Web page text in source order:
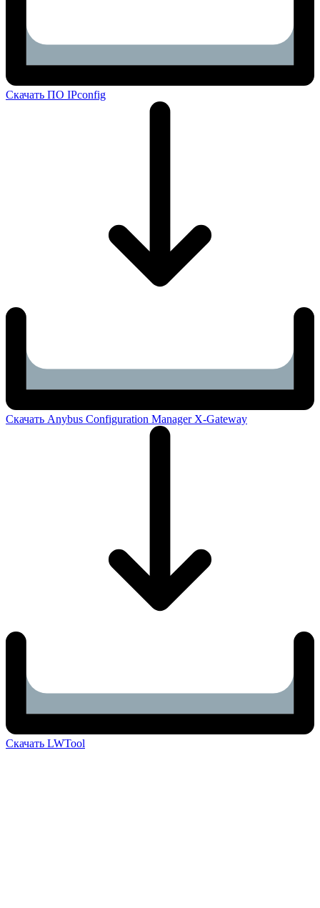
Скачать ПО IPconfig
Скачать Anybus Configuration Manager X-Gateway
Скачать LWTool